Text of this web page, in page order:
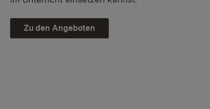
Zu den Angeboten